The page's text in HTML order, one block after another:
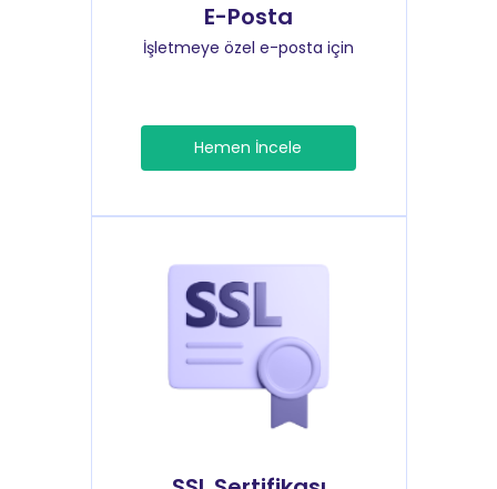
E-Posta
İşletmeye özel e-posta için
Hemen İncele